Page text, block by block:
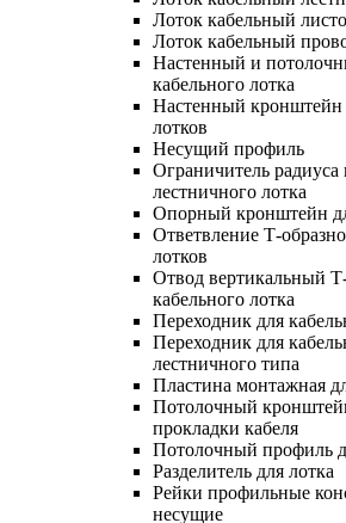
Лоток кабельный
Лоток кабельный
Настенный и
кабельного лотка
Настенный кронштейн
лотков
Несущий профиль
Ограничитель радиуса
лестничного лотка
Опорный кронштейн
Ответвление Т-
лотков
Отвод вертикальный
кабельного лотка
Переходник для
Переходник для
лестничного типа
Пластина монтажная
Потолочный
прокладки кабеля
Потолочный профиль
Разделитель для лотка
Рейки профильные
несущие